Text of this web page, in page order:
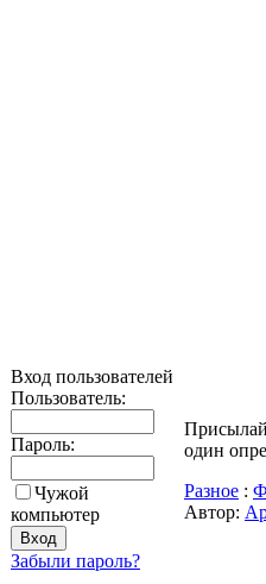
Вход пользователей
Пользователь:
Пароль:
Чужой
компьютер
Забыли пароль?
один
Разное :
Автор: